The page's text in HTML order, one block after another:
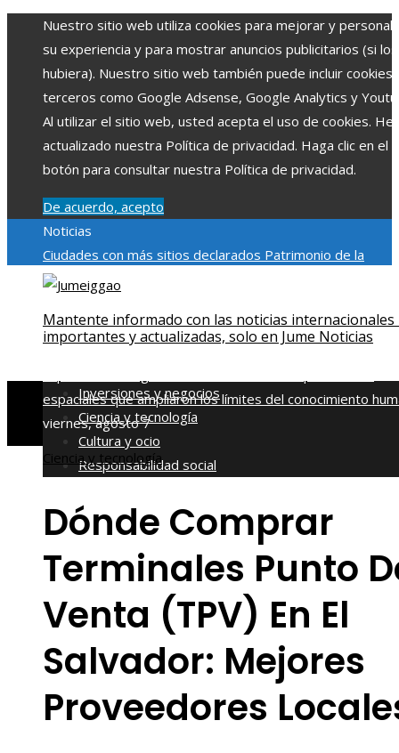
Nuestro sitio web utiliza cookies para mejorar y
su experiencia y para mostrar anuncios publicitarios (si los
hubiera). Nuestro sitio web también puede incluir cookies
terceros como Google Adsense, Google Analytics y
Al utilizar el sitio web, usted acepta el uso de cookies.
actualizado nuestra Política de privacidad. Haga clic en el
botón para consultar nuestra Política de privacidad.
De acuerdo, acepto
Noticias
Ciudades con más sitios declarados Patrimonio de la
Humanidad y su importancia
la inversión productiva y reducir la fragmentación
en Bosnia y Herzegovina
La gran depresión de 1929 y su
espaciales que ampliaron los límites del conocimiento
viernes, agosto 7
Mantente informado con las noticias internacionales
importantes y actualizadas, solo en Jume Noticias
Inversiones y negocios
Ciencia y tecnología
Cultura y ocio
Responsabilidad social
Ciencia y tecnología
Dónde Comprar
Terminales Punto
Venta (TPV) En El
Salvador: Mejores
Proveedores